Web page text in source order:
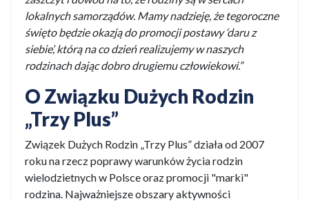
lokalnych samorządów. Mamy nadzieję, że tegoroczne
święto będzie okazją do promocji postawy ‘daru z
siebie’, którą na co dzień realizujemy w naszych
rodzinach dając dobro drugiemu człowiekowi.”
O Związku Dużych Rodzin
„Trzy Plus”
Związek Dużych Rodzin „Trzy Plus” działa od 2007
roku na rzecz poprawy warunków życia rodzin
wielodzietnych w Polsce oraz promocji "marki"
rodzina. Najważniejsze obszary aktywności